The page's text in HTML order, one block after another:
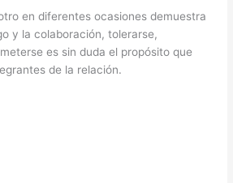
en diferentes ocasiones demuestra
y la colaboración, tolerarse,
es sin duda el propósito que
de la relación.